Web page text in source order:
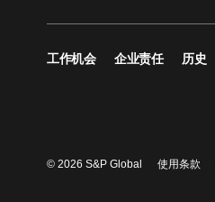
工作机会 企业责任 历史
© 2026 S&P Global 使用条款